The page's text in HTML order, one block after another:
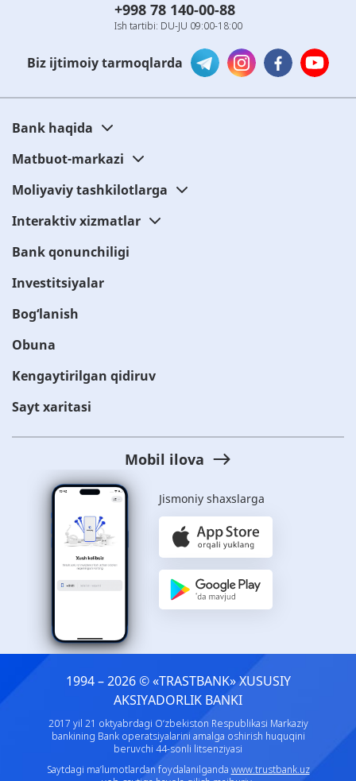
+998 78 140-00-88
Ish tartibi: DU-JU 09:00-18:00
Biz ijtimoiy tarmoqlarda
Bank haqida
Matbuot-markazi
Moliyaviy tashkilotlarga
Interaktiv xizmatlar
Bank qonunchiligi
Investitsiyalar
Bog‘lanish
Obuna
Kengaytirilgan qidiruv
Sayt xaritasi
Mobil ilova
Jismoniy shaxslarga
1994 – 2026 © «TRASTBANK» ХUSUSIY
AKSIYADORLIK BANKI
2017 yil 21 oktyabrdagi O‘zbekiston Respublikasi Markaziy
bankining Bank operatsiyalarini amalga oshirish huquqini
beruvchi 44-sonli litsenziyasi
Saytdagi ma’lumotlardan foydalanilganda www.trustbank.uz